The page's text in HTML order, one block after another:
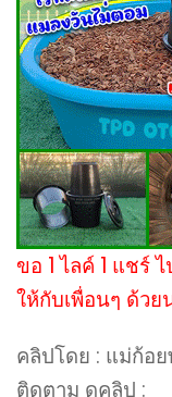
ขอ 1 ไลค์ 1 แชร์
ให้กับเพื่อนๆ ด้วย
คลิปโดย : แม่ก้อ
ติดตาม ดูคลิป :